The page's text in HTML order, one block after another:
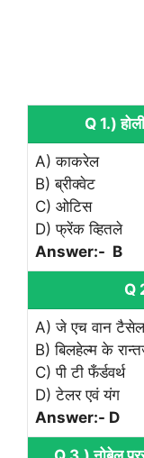
Q 1.)
A) काकरेल
B) ब्रीक्वेट
C) ओटिस
D) फ्रेंक व्हितले
Answer:- B
Q
A) जे एच वान टैसेल
B) बिलहेल्म के
C) पी टी फँर्डवर्थ
D) टेलर एवं यंग
Answer:- D